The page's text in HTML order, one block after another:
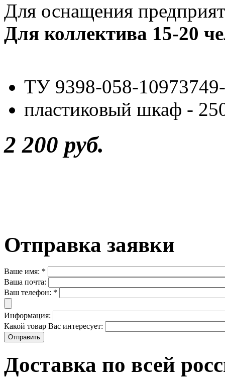
Для оснащения
Для коллектива 15-20
ТУ 9398-058-
пластиковый шкаф -
2 200 руб.
Отправка заявки
Ваше имя: *
Ваша почта:
Ваш телефон: *
Информация:
Какой товар Вас интересует:
Доставка по всей